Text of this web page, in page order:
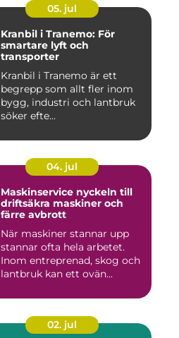
05. jul
Kranbil i Tranemo: För
smartare lyft och
transporter
Kranbil i Tranemo är ett
begrepp som allt fler inom
bygg, industri och lantbruk
söker efte...
04. jul
Maskinservice nyckeln till
driftsäkra maskiner och
färre avbrott
När maskiner stannar upp
stannar ofta hela arbetet.
Inom entreprenad, skog och
lantbruk kan ett ovän...
02. jul